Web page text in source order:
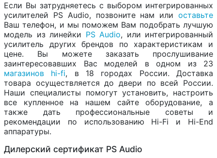
Если Вы затрудняетесь с выбором интегрированных
усилителей PS Audio, позвоните нам или оставьте
Ваш телефон, и мы поможем Вам подобрать лучшую
модель из линейки PS Audio, или интегрированный
усилитель других брендов по характеристикам и
цене. Вы можете заказать прослушивание
заинтересовавших Вас моделей в одном из 23
магазинов hi-fi, в 18 городах России. Доставка
товара осуществляется до двери по всей России.
Наши специалисты помогут установить, настроить
все купленное на нашем сайте оборудование, а
также дать профессиональные советы и
рекомендации по использованию Hi-Fi и Hi-End
аппаратуры.
Дилерский сертификат PS Audio